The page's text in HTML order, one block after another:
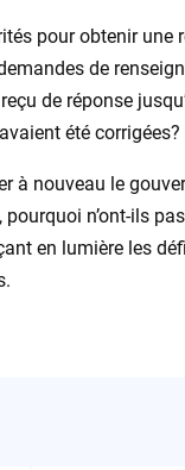
pour obtenir une
de
de réponse
été corrigées?
à nouveau le
n’ont-ils
en lumière les